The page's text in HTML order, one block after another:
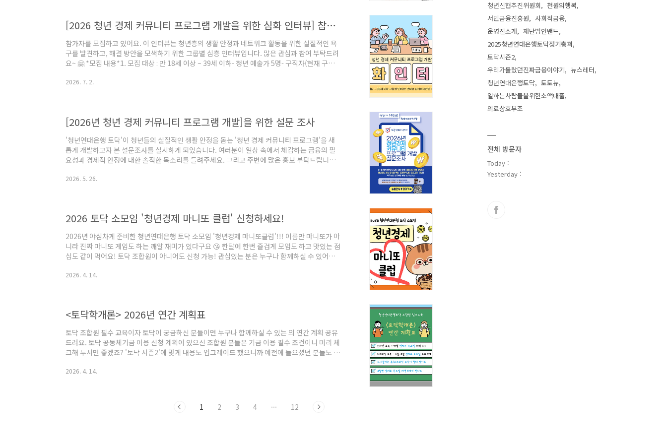
[2026 청년 경제 커뮤니티 프로그램 개발을 위한 심화 인터뷰] 참가자 모집
참가자를 모집하고 있어요. 이 인터뷰는 청년층의 생활 안정과 네트워크 활동을 위한 실질적인 욕
구를 발견하고, 해결 방안을 모색하기 위한 그룹별 심층 인터뷰입니다. 많은 관심과 참여 부탁드려
요~ 🤗 *모집 내용*1. 모집 대상 : 만 18세 이상 ~ 39세 이하- 청년 예술가 5명- 구직자(현재 구직활
한 그룹 인터뷰는 개인 인터뷰로 변경될 수 있습니다. 2. 모집 기간- 2026년 7월 12일(일)까지 3.
2026. 7. 2.
[2026년 청년 경제 커뮤니티 프로그램 개발]을 위한 설문 조사
'청년연대은행 토닥'이 청년들의 실질적인 생활 안정을 돕는 '청년 경제 커뮤니티 프로그램'을 새
롭게 개발하고자 본 설문조사를 실시하게 되었습니다. 여러분이 일상 속에서 체감하는 금융의 필
요성과 경제적 안정에 대한 솔직한 목소리를 들려주세요. 그리고 주변에 많은 홍보 부탁드립니다!
데 아주 중요한 밑거름이 될 것입니다. *조사 대상: 만 18세 ~ 39세 청년 (200명)*조사 목적: 청년
2026. 5. 26.
2026 토닥 소모임 '청년경제 마니또 클럽' 신청하세요!
2026년 야심차게 준비한 청년연대은행 토닥 소모임 '청년경제 마니또클럽'!!! 이름만 마니또가 아
니라 진짜 마니또 게임도 하는 깨알 재미가 있다구요 😘 한달에 한번 즐겁게 모임도 하고 맛있는 점
심도 같이 먹어요! 토닥 조합원이 아니어도 신청 가능! 관심있는 분은 누구나 함께하실 수 있어요~!
차-5/23(토) 11시. 경제보드게임 (경제도서 제공)2회차-6/27(토) 11시. 재무(가계부) 관리 강의
2026. 4. 14.
<토닥학개론> 2026년 연간 계획표
토닥 조합원 필수 교육이자 토닥이 궁금하신 분들이면 누구나 함께하실 수 있는 의 연간 계획 공유
드려요. 토닥 공동체기금 이용 신청 계획이 있으신 조합원 분들은 기금 이용 필수 조건이니 미리 체
크해 두시면 좋겠죠? '토닥 시즌2'에 맞게 내용도 업그레이드 했으니까 예전에 들으셨던 분들도 교
년 연간 계획 안내 *- 온라인 교육: 매월 셋째주 목요일. 저녁 8시 - 9시 30분(4월만 넷째주 목요
2026. 4. 14.
1 2 3 4 ··· 12
청년신협추진위원회
천원의행복
서민금융진흥원
사회적금융
운영진소개
재단법인밴드
2025청년연대은행토닥정기총회
토닥시즌2
우리가몰랐던진짜금융이야기
뉴스레터
청년연대은행토닥
토토뉴
일하는사람들을위한소액대출
의료상호부조
전체 방문자
Today :
Yesterday :